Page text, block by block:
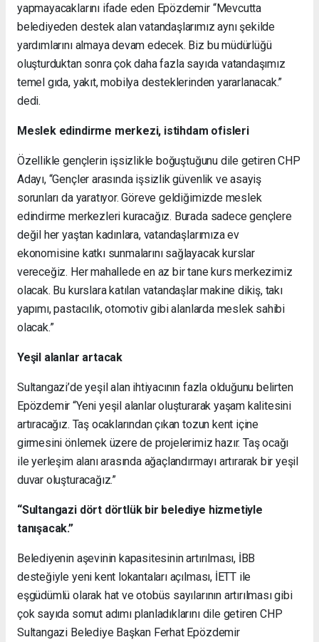
yapmayacaklarını ifade eden Epözdemir “Mevcutta
belediyeden destek alan vatandaşlarımız aynı şekilde
yardımlarını almaya devam edecek. Biz bu müdürlüğü
oluşturduktan sonra çok daha fazla sayıda vatandaşımız
temel gıda, yakıt, mobilya desteklerinden yararlanacak.”
dedi.
Meslek edindirme merkezi, istihdam ofisleri
Özellikle gençlerin işsizlikle boğuştuğunu dile getiren CHP
Adayı, “Gençler arasında işsizlik güvenlik ve asayiş
sorunları da yaratıyor. Göreve geldiğimizde meslek
edindirme merkezleri kuracağız. Burada sadece gençlere
değil her yaştan kadınlara, vatandaşlarımıza ev
ekonomisine katkı sunmalarını sağlayacak kurslar
vereceğiz. Her mahallede en az bir tane kurs merkezimiz
olacak. Bu kurslara katılan vatandaşlar makine dikiş, takı
yapımı, pastacılık, otomotiv gibi alanlarda meslek sahibi
olacak.”
Yeşil alanlar artacak
Sultangazi’de yeşil alan ihtiyacının fazla olduğunu belirten
Epözdemir “Yeni yeşil alanlar oluşturarak yaşam kalitesini
artıracağız. Taş ocaklarından çıkan tozun kent içine
girmesini önlemek üzere de projelerimiz hazır. Taş ocağı
ile yerleşim alanı arasında ağaçlandırmayı artırarak bir yeşil
duvar oluşturacağız.”
“Sultangazi dört dörtlük bir belediye hizmetiyle
tanışacak.”
Belediyenin aşevinin kapasitesinin artırılması, İBB
desteğiyle yeni kent lokantaları açılması, İETT ile
eşgüdümlü olarak hat ve otobüs sayılarının artırılması gibi
çok sayıda somut adımı planladıklarını dile getiren CHP
Sultangazi Belediye Başkan Ferhat Epözdemir